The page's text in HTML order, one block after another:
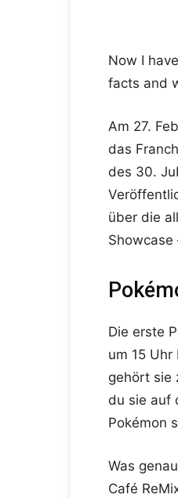
Now I
facts and
Am 27.
das
des 30.
über die
Die erste
um 15
gehört sie
du sie auf
Pokémon
Was
Café